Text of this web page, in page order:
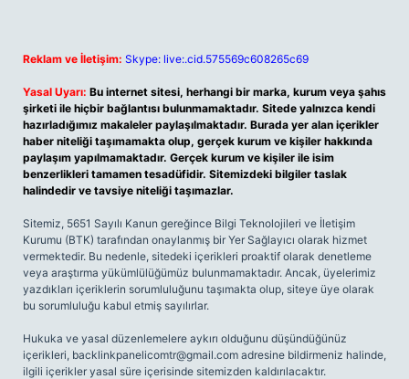
Reklam ve İletişim: Skype: live:.cid.575569c608265c69
Yasal Uyarı: Bu internet sitesi, herhangi bir marka, kurum veya şahıs
şirketi ile hiçbir bağlantısı bulunmamaktadır. Sitede yalnızca kendi
hazırladığımız makaleler paylaşılmaktadır. Burada yer alan içerikler
haber niteliği taşımamakta olup, gerçek kurum ve kişiler hakkında
paylaşım yapılmamaktadır. Gerçek kurum ve kişiler ile isim
benzerlikleri tamamen tesadüfidir. Sitemizdeki bilgiler taslak
halindedir ve tavsiye niteliği taşımazlar.
Sitemiz, 5651 Sayılı Kanun gereğince Bilgi Teknolojileri ve İletişim
Kurumu (BTK) tarafından onaylanmış bir Yer Sağlayıcı olarak hizmet
vermektedir. Bu nedenle, sitedeki içerikleri proaktif olarak denetleme
veya araştırma yükümlülüğümüz bulunmamaktadır. Ancak, üyelerimiz
yazdıkları içeriklerin sorumluluğunu taşımakta olup, siteye üye olarak
bu sorumluluğu kabul etmiş sayılırlar.
Hukuka ve yasal düzenlemelere aykırı olduğunu düşündüğünüz
içerikleri, backlinkpanelicomtr@gmail.com adresine bildirmeniz halinde,
ilgili içerikler yasal süre içerisinde sitemizden kaldırılacaktır.